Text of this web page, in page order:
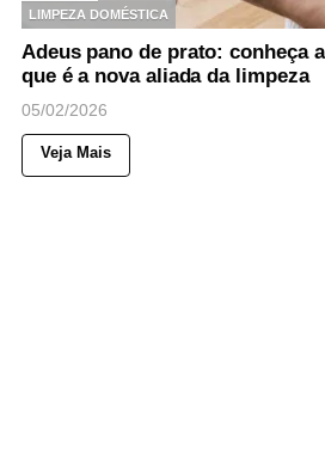
LIMPEZA DOMÉSTICA
Adeus pano de prato: conheça
que é a nova aliada da limpeza
05/02/2026
Veja Mais